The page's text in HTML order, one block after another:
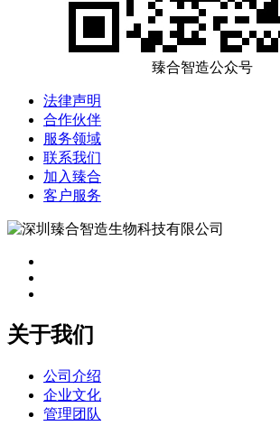
臻合智造公众号
法律声明
合作伙伴
服务领域
联系我们
加入臻合
客户服务
关于我们
公司介绍
企业文化
管理团队